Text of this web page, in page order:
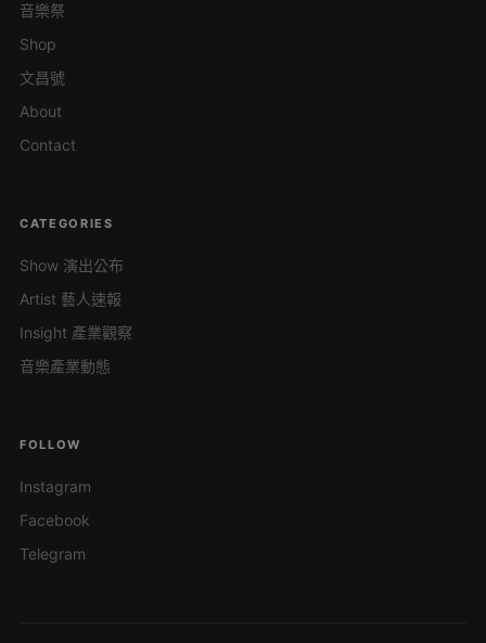
音樂祭
Shop
文昌號
About
Contact
CATEGORIES
Show 演出公布
Artist 藝人速報
Insight 產業觀察
音樂產業動態
FOLLOW
Instagram
Facebook
Telegram